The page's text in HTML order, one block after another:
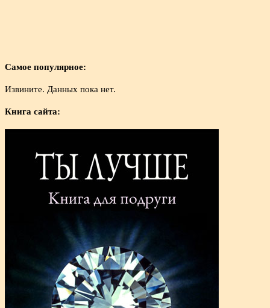
Самое популярное:
Извините. Данных пока нет.
Книга сайта: